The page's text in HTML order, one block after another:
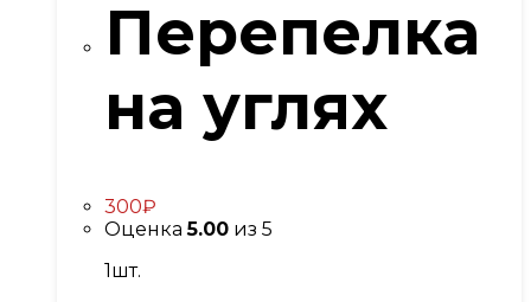
Перепелка
на углях
300₽
Оценка5.00 из 5
1шт.